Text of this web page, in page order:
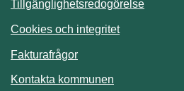
Tillgänglighetsredogörelse
Cookies och integritet
Fakturafrågor
Kontakta kommunen